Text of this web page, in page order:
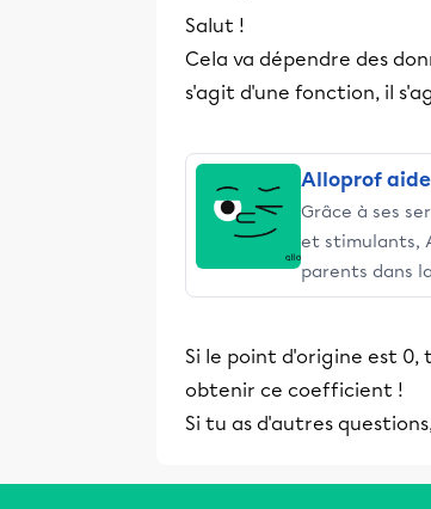
Salut !
Cela va dépendre des
s'agit d'une fonction, il
Alloprof
Grâce à ses
et stimulants,
parents dans
Si le point d'origine est
obtenir ce coefficient !
Si tu as d'autres